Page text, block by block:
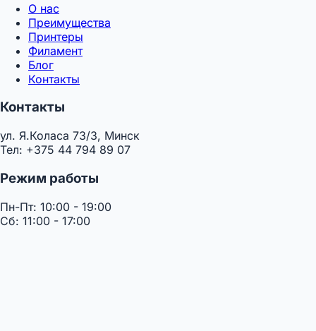
О нас
Преимущества
Принтеры
Филамент
Блог
Контакты
Контакты
ул. Я.Коласа 73/3, Минск
Тел: +375 44 794 89 07
Режим работы
Пн-Пт: 10:00 - 19:00
Сб: 11:00 - 17:00